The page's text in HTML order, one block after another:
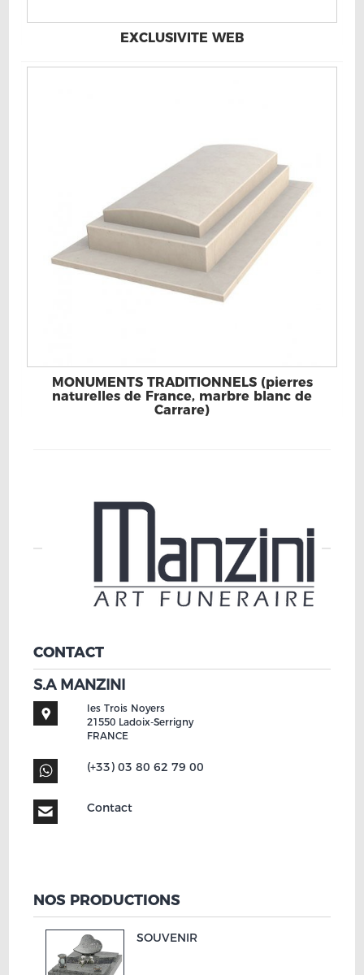
EXCLUSIVITE WEB
MONUMENTS TRADITIONNELS (pierres
naturelles de France, marbre blanc de
Carrare)
CONTACT
S.A MANZINI
les Trois Noyers
21550 Ladoix-Serrigny
FRANCE
(+33) 03 80 62 79 00
Contact
NOS PRODUCTIONS
SOUVENIR